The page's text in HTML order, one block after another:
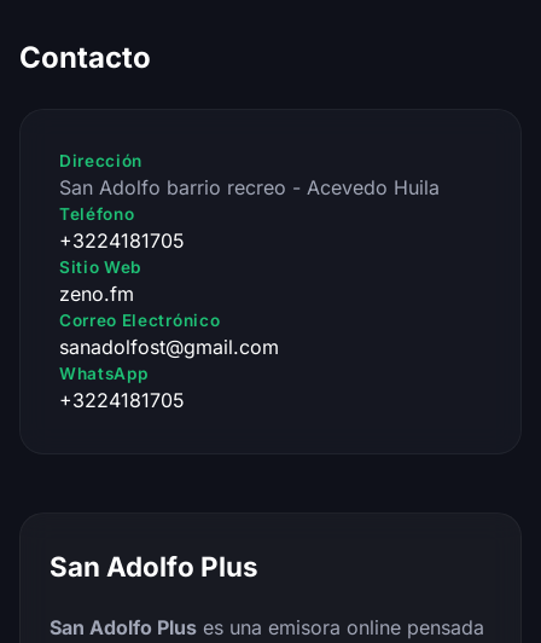
Contacto
Dirección
San Adolfo barrio recreo - Acevedo Huila
Teléfono
+3224181705
Sitio Web
zeno.fm
Correo Electrónico
sanadolfost@gmail.com
WhatsApp
+3224181705
San Adolfo Plus
San Adolfo Plus es una emisora online pensada